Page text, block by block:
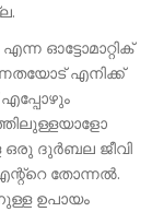
ഓട്ടോമാറ്റിക്
എനിക്ക്
ദുർബല ജീവി
തോന്നൽ.
ഉപായം